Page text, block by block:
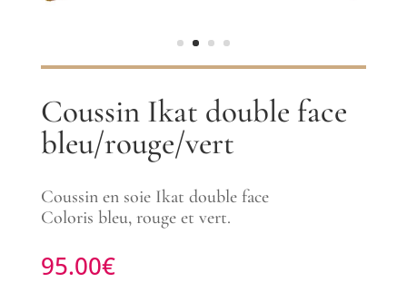
Coussin Ikat double face
bleu/rouge/vert
Coussin en soie Ikat double face
Coloris bleu, rouge et vert.
95.00€